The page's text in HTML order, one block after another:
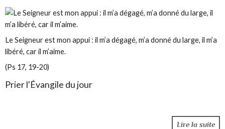
Le Seigneur est mon appui : il m’a dégagé, m’a donné du large, il m’a
libéré, car il m’aime.
(Ps 17, 19-20)
Prier l'Évangile du jour
Lire la suite